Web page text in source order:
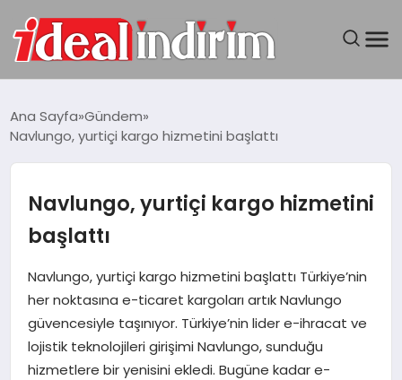
BILGISAYAR
DÜNYA
SEYAHAT
TEKNOLOJI
YAŞAM
Ana Sayfa Gündem
Navlungo, yurtiçi kargo hizmetini başlattı
Navlungo, yurtiçi kargo hizmetini
başlattı
Navlungo, yurtiçi kargo hizmetini başlattı Türkiye’nin
her noktasına e-ticaret kargoları artık Navlungo
güvencesiyle taşınıyor. Türkiye’nin lider e-ihracat ve
lojistik teknolojileri girişimi Navlungo, sunduğu
hizmetlere bir yenisini ekledi. Bugüne kadar e-